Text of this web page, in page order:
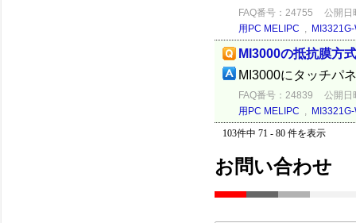
FAQ番号：24755
公開日
用PC MELIPC ,
MI3000の抵抗膜方
MI3000にタッチパ
FAQ番号：24839
公開日
用PC MELIPC ,
103件中 71 - 80 件を表示
お問い合わせ